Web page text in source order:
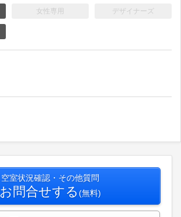
女性専用 デザイナーズ
空室状況確認・その他質問
お問合せする (無料)